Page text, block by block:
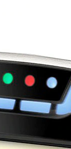
og en
at aflæse og
lyd
lydkvalitet,
og
flere priser
som en af de
på markedet.